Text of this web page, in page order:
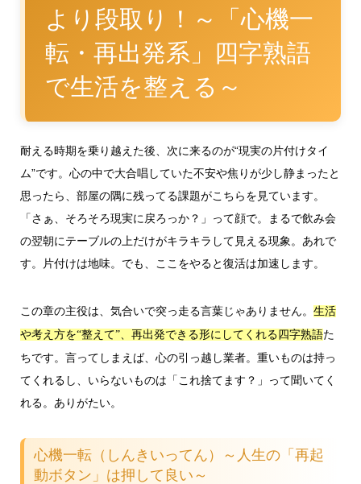
より段取り！～「心機一
転・再出発系」四字熟語
で生活を整える～
耐える時期を乗り越えた後、次に来るのが“現実の片付けタイ
ム”です。心の中で大合唱していた不安や焦りが少し静まったと
思ったら、部屋の隅に残ってる課題がこちらを見ています。
「さぁ、そろそろ現実に戻ろっか？」って顔で。まるで飲み会
の翌朝にテーブルの上だけがキラキラして見える現象。あれで
す。片付けは地味。でも、ここをやると復活は加速します。
この章の主役は、気合いで突っ走る言葉じゃありません。 生活
や考え方を“整えて”、再出発できる形にしてくれる四字熟語た
ちです。言ってしまえば、心の引っ越し業者。重いものは持っ
てくれるし、いらないものは「これ捨てます？」って聞いてく
れる。ありがたい。
心機一転（しんきいってん）～人生の「再起
動ボタン」は押して良い～